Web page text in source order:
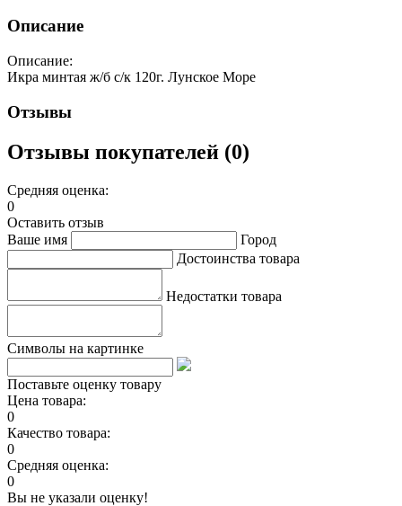
Описание
Описание:
Икра минтая ж/б с/к 120г. Лунское Море
Отзывы
Отзывы покупателей (0)
Средняя оценка:
0
Оставить отзыв
Ваше имя
Город
Достоинства товара
Недостатки товара
Символы на картинке
Поставьте оценку товару
Цена товара:
0
Качество товара:
0
Средняя оценка:
0
Вы не указали оценку!